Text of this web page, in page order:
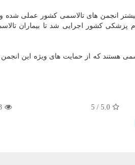
انجمن های تالاسمی كشور عملی شده
پزشكی كشور اجرایی شد تا بیماران
نمود: ۲۰ هزار نفر در كشور تالاسمی هستند كه از حمایت های
5.0
/
5